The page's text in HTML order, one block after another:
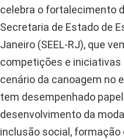
celebra o fortalecimento
Secretaria de Estado de
Janeiro (SEEL-RJ), que
competições e
cenário da canoagem no
tem desempenhado
desenvolvimento da
inclusão social,